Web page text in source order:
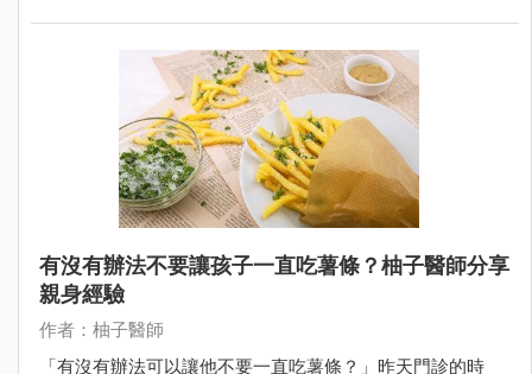
有沒有辦法不要讓孩子一直吃薯條？柚子醫師分享
親身經驗
作者：柚子醫師
「有沒有辦法可以讓他不要一直吃薯條？」昨天門診的時